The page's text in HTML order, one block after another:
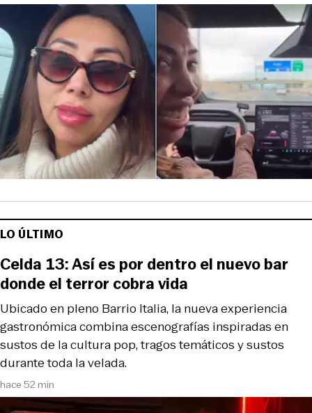
LO ÚLTIMO
hace 52 min
Ubicado en pleno Barrio Italia, la nueva experiencia
gastronómica combina escenografías inspiradas en
sustos de la cultura pop, tragos temáticos y sustos
durante toda la velada.
Celda 13: Así es por dentro el nuevo bar
donde el terror cobra vida